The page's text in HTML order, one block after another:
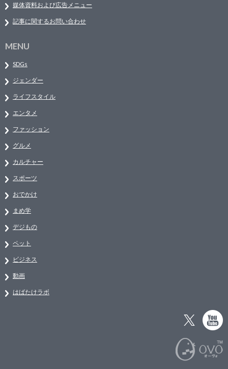
媒体資料および広告メニュー
記事に関するお問い合わせ
MENU
SDGs
ジェンダー
ライフスタイル
エンタメ
ファッション
グルメ
カルチャー
スポーツ
おでかけ
まめ学
デジもの
ペット
ビジネス
動画
はばたけラボ